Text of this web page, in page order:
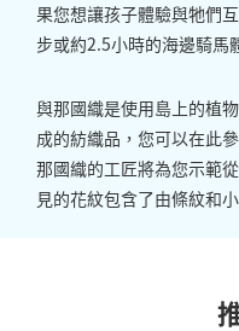
果您想讓孩子體驗與牠們
步或約2.5小時的海邊騎馬
與那國織是使用島上的植
成的紡織品，您可以在此
那國織的工匠將為您示範
見的花紋包含了由條紋和